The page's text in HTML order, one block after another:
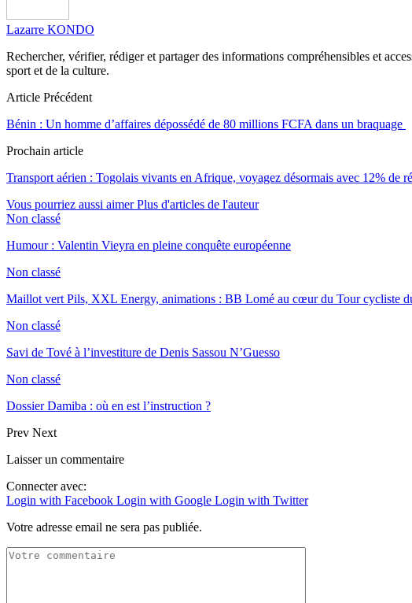
Lazarre KONDO
Rechercher, vérifier, rédiger et partager des informations compréhensibles et
sport et de la culture.
Article Précédent
Bénin : Un homme d’affaires dépossédé de 80 millions FCFA dans un braquage
Prochain article
Transport aérien : Togolais vivants en Afrique, voyagez désormais avec 12% de
Vous pourriez aussi aimer Plus d'articles de l'auteur
Non classé
Humour : Valentin Vieyra en pleine conquête européenne
Non classé
Maillot vert Pils, XXL Energy, animations : BB Lomé au cœur du Tour cycliste
Non classé
Savi de Tové à l’investiture de Denis Sassou N’Guesso
Non classé
Dossier Damiba : où en est l’instruction ?
Prev Next
Laisser un commentaire
Connecter avec:
Login with Facebook Login with Google Login with Twitter
Votre adresse email ne sera pas publiée.